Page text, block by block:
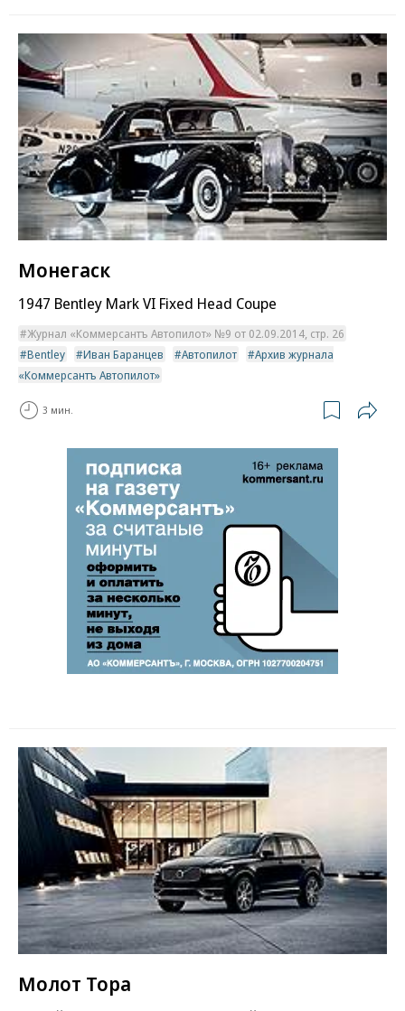
Монегаск
1947 Bentley Mark VI Fixed Head Coupe
Журнал «Коммерсантъ Автопилот» №9 от 02.09.2014, стр. 26
Bentley
Иван Баранцев Автопилот
Архив журнала
«Коммерсантъ Автопилот»
3 мин.
Молот Тора